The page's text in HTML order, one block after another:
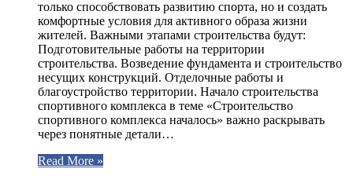
только способствовать развитию спорта, но и создать
комфортные условия для активного образа жизни
жителей. Важными этапами строительства будут:
Подготовительные работы на территории
строительства. Возведение фундамента и строительство
несущих конструкций. Отделочные работы и
благоустройство территории. Начало строительства
спортивного комплекса в теме «Строительство
спортивного комплекса началось» важно раскрывать
через понятные детали…
Read More »